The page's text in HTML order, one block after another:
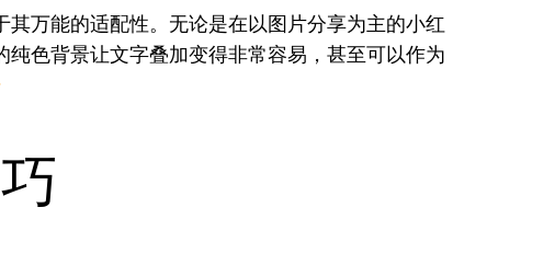
其万能的适配性。无论是在以图片分享为主的小红
色背景让文字叠加变得非常容易，甚至可以作为